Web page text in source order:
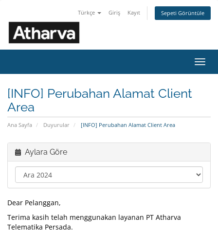
Türkçe Giriş Kayıt Sepeti Görüntüle
[INFO] Perubahan Alamat Client
Area
Ana Sayfa Duyurular [INFO] Perubahan Alamat Client Area
Aylara Göre
Dear Pelanggan,
Terima kasih telah menggunakan layanan PT Atharva
Telematika Persada.